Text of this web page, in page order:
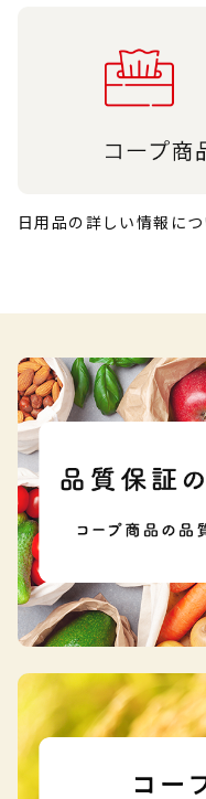
日用品の詳しい情報につ